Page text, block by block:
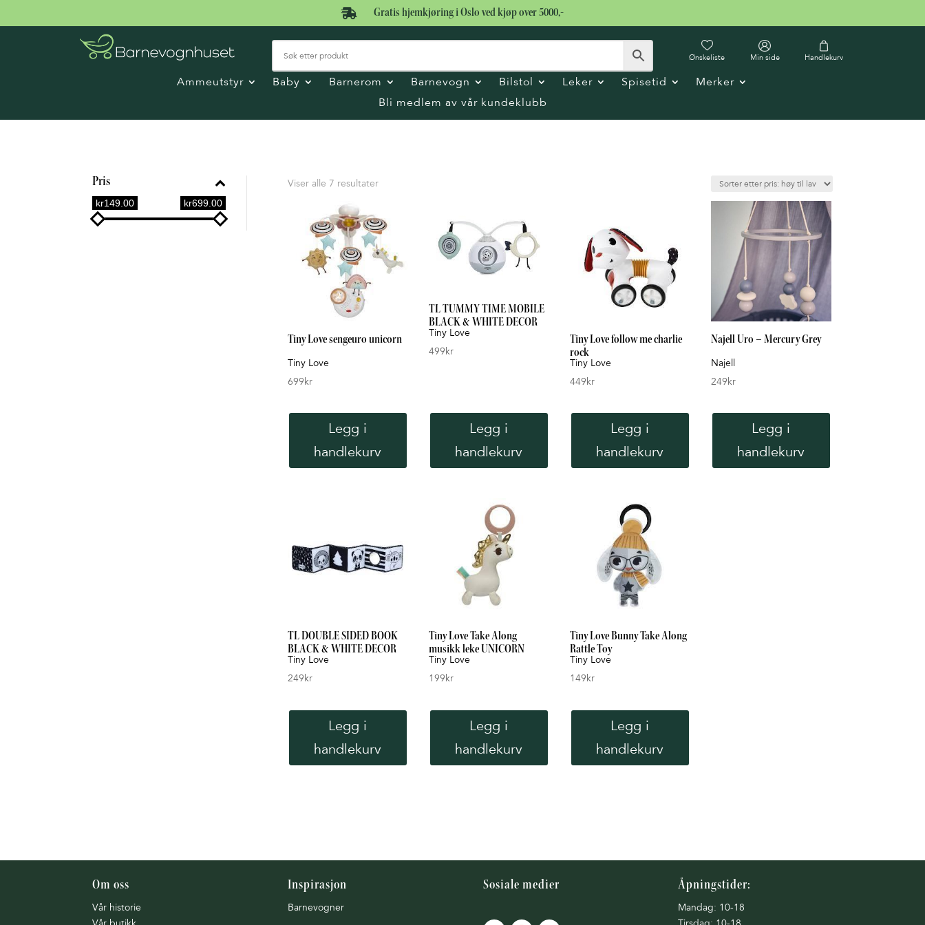
 Gratis hjemkjøring i Oslo ved kjøp over 5000,-
Ønskeliste Min side Handlekurv
Ammeutstyr Baby Barnerom Barnevogn Bilstol Leker Spisetid
Merker
Bli medlem av vår kundeklubb
Pris
kr149.00 kr699.00
Viser alle 7 resultaterSortet
Høy
til
lav
Tiny Love sengeuro unicorn
Tiny Love
699kr
Legg i
handlekurv
TL TUMMY TIME MOBILE
BLACK & WHITE DECOR
Tiny Love
499kr
Legg i
handlekurv
Tiny Love follow me charlie
rock
Tiny Love
449kr
Legg i
handlekurv
Najell Uro – Mercury Grey
Najell
249kr
Legg i
handlekurv
TL DOUBLE SIDED BOOK
BLACK & WHITE DECOR
Tiny Love
249kr
Legg i
handlekurv
Tiny Love Take Along
musikk leke UNICORN
Tiny Love
199kr
Legg i
handlekurv
Tiny Love Bunny Take Along
Rattle Toy
Tiny Love
149kr
Legg i
handlekurv
Om oss
Vår historie
Inspirasjon
Barnevogner
Sosiale medier Åpningstider:
Mandag: 10-18